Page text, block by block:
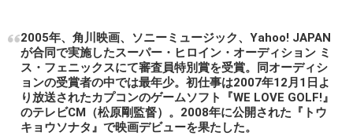
2005年、角川映画、ソニーミュージック、Yahoo! JAPAN
が合同で実施したスーパー・ヒロイン・オーディション ミ
ス・フェニックスにて審査員特別賞を受賞。同オーディシ
ョンの受賞者の中では最年少。初仕事は2007年12月1日よ
り放送されたカプコンのゲームソフト『WE LOVE GOLF!』
のテレビCM（松原剛監督）。2008年に公開された『トウ
キョウソナタ』で映画デビューを果たした。